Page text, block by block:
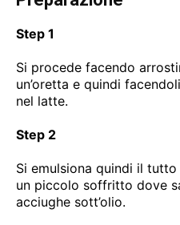
Step 1
Si procede facendo
un’oretta e quindi
nel latte.
Step 2
Si emulsiona quindi il
un piccolo soffritto dove
acciughe sott’olio.